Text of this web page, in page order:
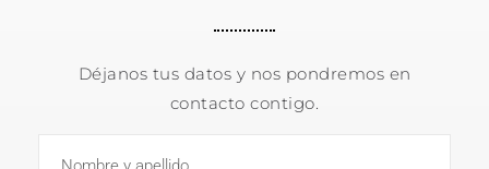
Déjanos tus datos y nos pondremos en
contacto contigo.